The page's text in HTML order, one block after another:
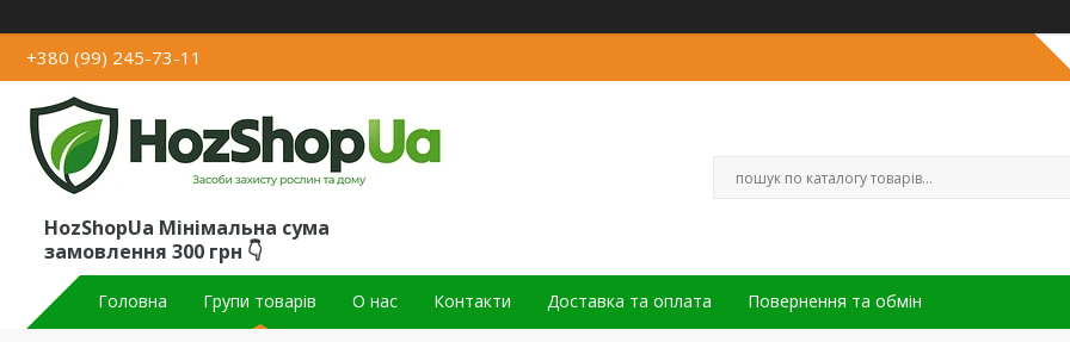
+380 (99) 245-73-11
HozShopUa Мінімальна сума
замовлення 300 грн 👇
Головна Групи товарів О нас Контакти Доставка та оплата Повернення та обмін